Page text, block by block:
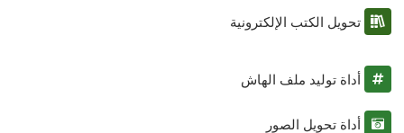
تحويل الكتب الإلكترونية
أداة توليد ملف الهاش
أداة تحويل الصور